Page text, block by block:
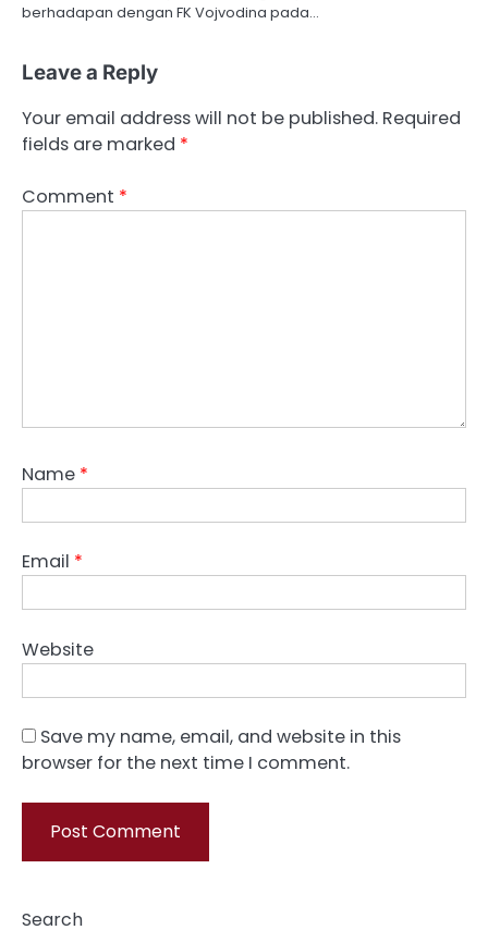
berhadapan dengan FK Vojvodina pada…
Leave a Reply
Your email address will not be published. Required
fields are marked *
Comment *
Name *
Email *
Website
Save my name, email, and website in this
browser for the next time I comment.
Search